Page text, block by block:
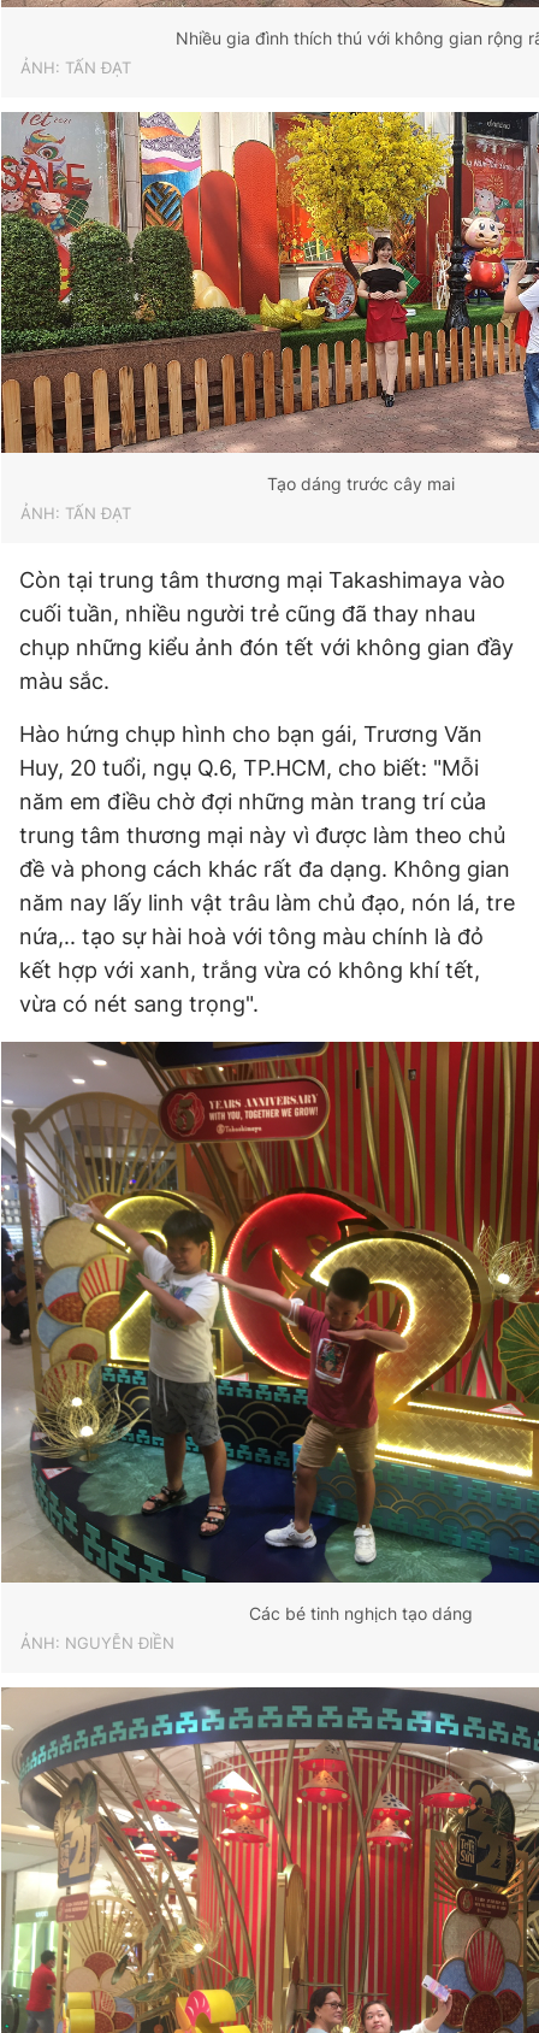
Nhiều gia đình thích thú với không gian rộng
ẢNH: TẤN ĐẠT
Tạo dáng trước cây mai
ẢNH: TẤN ĐẠT
Còn tại trung tâm thương mại Takashimaya vào
cuối tuần, nhiều người trẻ cũng đã thay nhau
chụp những kiểu ảnh đón tết với không gian đầy
màu sắc.
Hào hứng chụp hình cho bạn gái, Trương Văn
Huy, 20 tuổi, ngụ Q.6, TP.HCM, cho biết: "Mỗi
năm em điều chờ đợi những màn trang trí của
trung tâm thương mại này vì được làm theo chủ
đề và phong cách khác rất đa dạng. Không gian
năm nay lấy linh vật trâu làm chủ đạo, nón lá, tre
nứa,.. tạo sự hài hoà với tông màu chính là đỏ
kết hợp với xanh, trắng vừa có không khí tết,
vừa có nét sang trọng".
Các bé tinh nghịch tạo dáng
ẢNH: NGUYỄN ĐIỀN